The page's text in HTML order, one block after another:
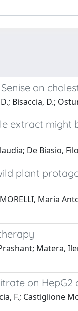
on
Bisaccia, D.;
extract
De Biasio,
plant
Maria
Matera,
on HepG2
F.; Castiglione